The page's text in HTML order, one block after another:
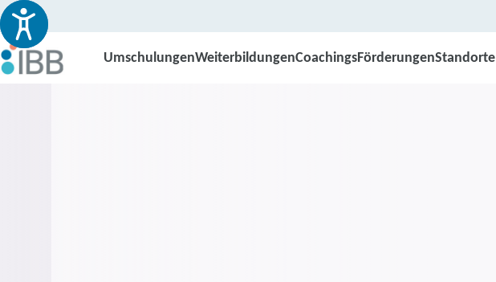
UmschulungenWeiterbildungenCoachingsFörderungenStandorte